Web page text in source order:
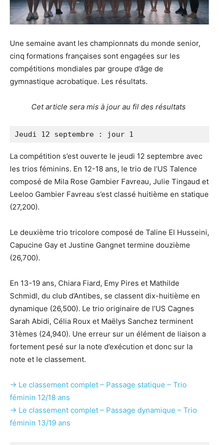
Une semaine avant les championnats du monde senior,
cinq formations françaises sont engagées sur les
compétitions mondiales par groupe d’âge de
gymnastique acrobatique. Les résultats.
Cet article sera mis à jour au fil des résultats
Jeudi 12 septembre : jour 1
La compétition s’est ouverte le jeudi 12 septembre avec
les trios féminins. En 12-18 ans, le trio de l’US Talence
composé de Mila Rose Gambier Favreau, Julie Tingaud et
Leeloo Gambier Favreau s’est classé huitième en statique
(27,200).
Le deuxième trio tricolore composé de Taline El Husseini,
Capucine Gay et Justine Gangnet termine douzième
(26,700).
En 13-19 ans, Chiara Fiard, Emy Pires et Mathilde
Schmidl, du club d’Antibes, se classent dix-huitième en
dynamique (26,500). Le trio originaire de l’US Cagnes
Sarah Abidi, Célia Roux et Maëlys Sanchez terminent
31èmes (24,940). Une erreur sur un élément de liaison a
fortement pesé sur la note d’exécution et donc sur la
note et le classement.
→ Le classement complet – Passage statique – Trio
féminin 12/18 ans
→ Le classement complet – Passage dynamique – Trio
féminin 13/19 ans